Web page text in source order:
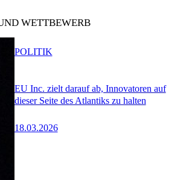
WETTBEWERB
EU Inc. zielt darauf ab, Innovatoren auf
dieser Seite des Atlantiks zu halten
18.03.2026
POLITIK